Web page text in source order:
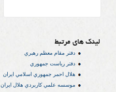
لینک های مرتبط
دفتر مقام معظم رهبري
دفتر رياست جمهوري
هلال احمر جمهوري اسلامي ايران
موسسه علمي كاربردي هلال ایران